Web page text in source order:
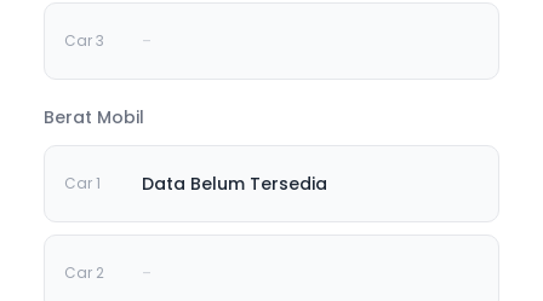
-
Berat Mobil
Data Belum Tersedia
-